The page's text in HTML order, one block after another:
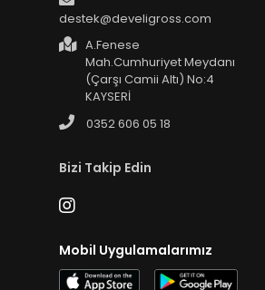
destek@develigross.com
A.Fenese
Mah.Cumhuriyet Meydanı
(Çarşı Camii Altı) No:4
KAYSERİ
0352 606 05 18
Bizi Takip Edin
Mobil Uygulamalarımız